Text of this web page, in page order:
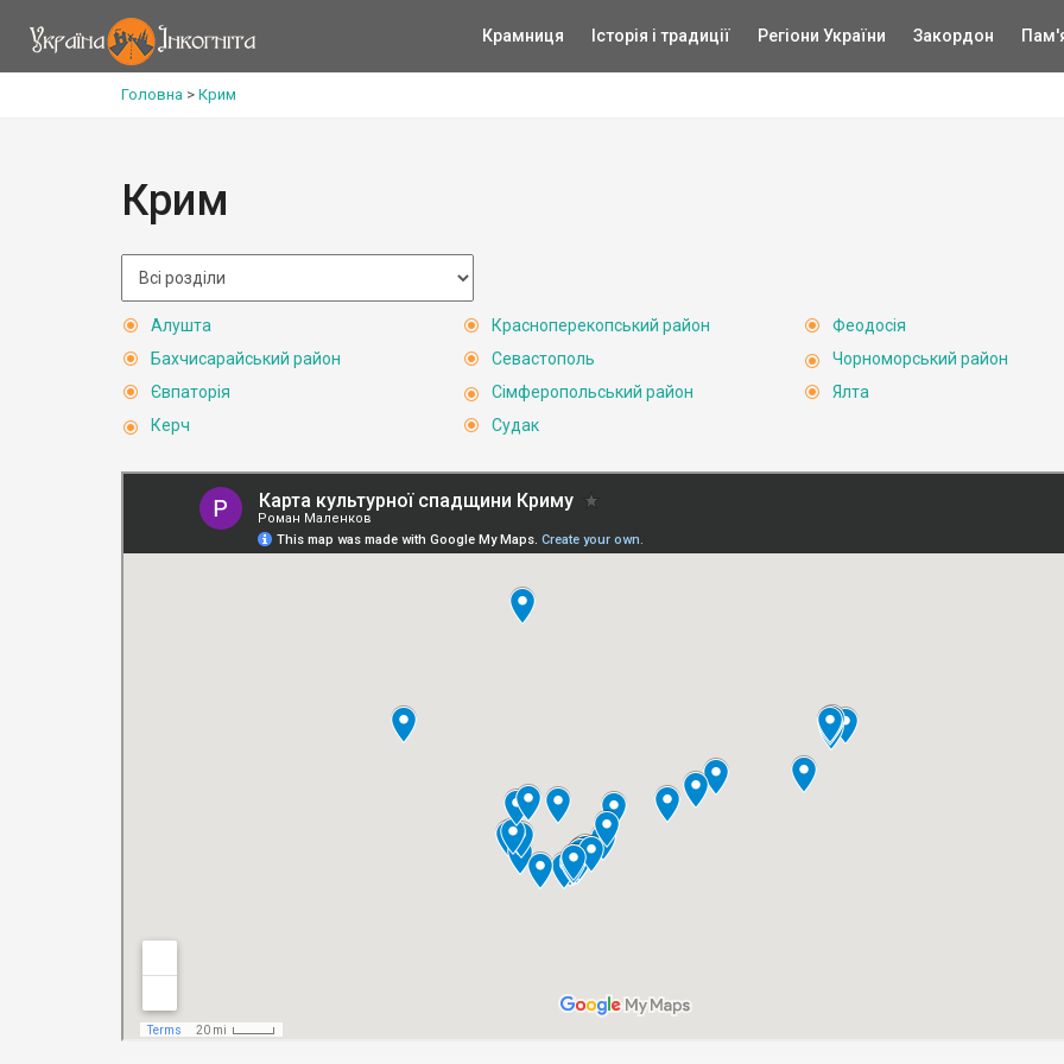
Крамниця Історія і традиції Регіони України Закордон
Головна > Крим
Крим
Алушта
Бахчисарайський район
Євпаторія
Керч
Красноперекопський район
Севастополь
Сімферопольський район
Судак
Феодосія
Чорноморський район
Ялта